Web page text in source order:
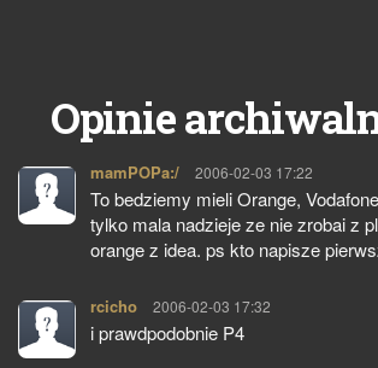
Opinie
mamPOPa:/ pisze:
2006-02-03 17:22
To bedziemy mieli Orange,
tylko mala nadzieje ze nie zrobai z
orange z idea. ps kto napisze
rcicho pisze:
2006-02-03 17:32
i prawdpodobnie P4